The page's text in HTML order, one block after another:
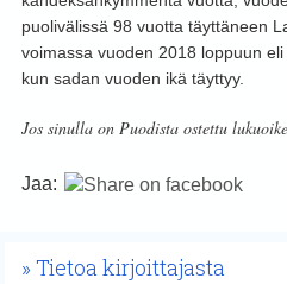
puolivälissä 98 vuotta täyttäneen
voimassa vuoden 2018 loppuun
kun sadan vuoden ikä täyttyy.
Jos sinulla on Puodista ostettu
Jaa:
Tietoa kirjoittajasta